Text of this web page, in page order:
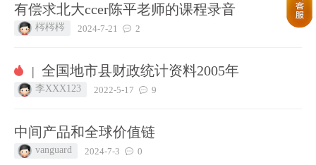
有偿求北大ccer陈平老师的课程录音
梣梣梣 2024-7-21 2
| 全国地市县财政统计资料2005年
李XXX123 2022-5-17 9
中间产品和全球价值链
vanguard 2024-7-3 0